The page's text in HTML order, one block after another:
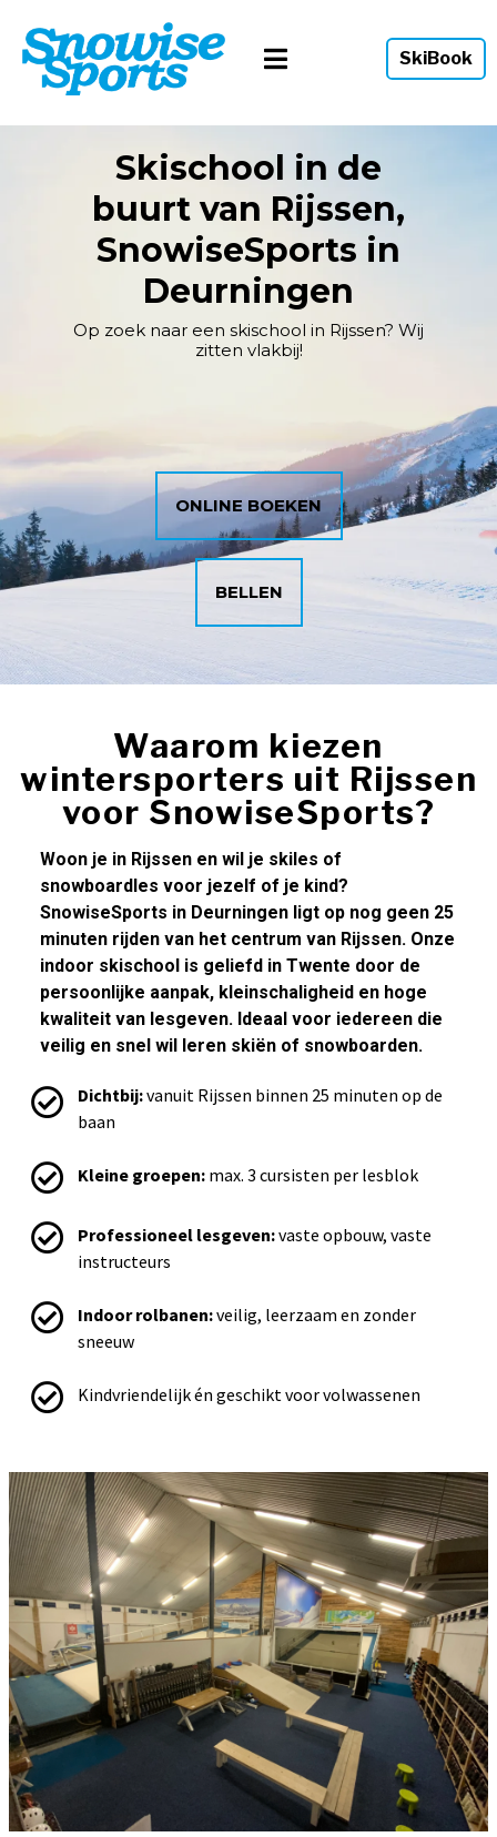
SkiBook
Skischool in de
buurt van Rijssen,
SnowiseSports in
Deurningen
Op zoek naar een skischool in Rijssen? Wij
zitten vlakbij!
ONLINE BOEKEN
BELLEN
Waarom kiezen
wintersporters uit Rijssen
voor SnowiseSports?
Woon je in Rijssen en wil je skiles of
snowboardles voor jezelf of je kind?
SnowiseSports in Deurningen ligt op nog geen 25
minuten rijden van het centrum van Rijssen. Onze
indoor skischool is geliefd in Twente door de
persoonlijke aanpak, kleinschaligheid en hoge
kwaliteit van lesgeven. Ideaal voor iedereen die
veilig en snel wil leren skiën of snowboarden.
Dichtbij:vanuit Rijssen binnen 25 minuten op de
baan
Kleine groepen: max. 3 cursisten per lesblok
Professioneel lesgeven:vaste opbouw, vaste
instructeurs
Indoor rolbanen:veilig, leerzaam en zonder
sneeuw
Kindvriendelijk én geschikt voor volwassenen